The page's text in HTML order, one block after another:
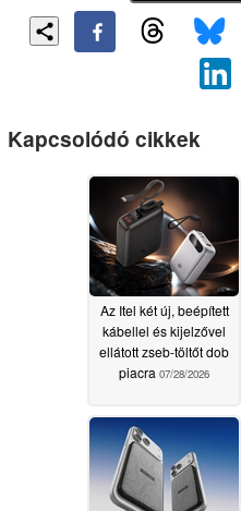
Kapcsolódó cikkek
Az Itel két új, beépített
kábellel és kijelzővel
ellátott zseb-töltőt dob
piacra 07/28/2026